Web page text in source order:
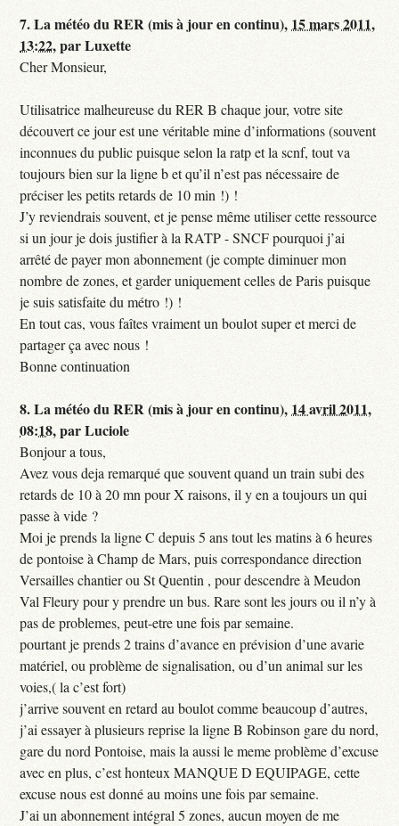
7.La météo du RER (mis à jour en continu), 15 mars 2011,
13:22,parLuxette
Cher Monsieur,
Utilisatrice malheureuse du RER B chaque jour, votre site
découvert ce jour est une véritable mine d’informations (souvent
inconnues du public puisque selon la ratp et la scnf, tout va
toujours bien sur la ligne b et qu’il n’est pas nécessaire de
préciser les petits retards de 10 min !) !
J’y reviendrais souvent, et je pense même utiliser cette ressource
si un jour je dois justifier à la RATP - SNCF pourquoi j’ai
arrêté de payer mon abonnement (je compte diminuer mon
nombre de zones, et garder uniquement celles de Paris puisque
je suis satisfaite du métro !) !
En tout cas, vous faîtes vraiment un boulot super et merci de
partager ça avec nous !
Bonne continuation
8.La météo du RER (mis à jour en continu), 14 avril 2011,
08:18,parLuciole
Bonjour a tous,
Avez vous deja remarqué que souvent quand un train subi des
retards de 10 à 20 mn pour X raisons, il y en a toujours un qui
passe à vide ?
Moi je prends la ligne C depuis 5 ans tout les matins à 6 heures
de pontoise à Champ de Mars, puis correspondance direction
Versailles chantier ou St Quentin , pour descendre à Meudon
Val Fleury pour y prendre un bus. Rare sont les jours ou il n’y à
pas de problemes, peut-etre une fois par semaine.
pourtant je prends 2 trains d’avance en prévision d’une avarie
matériel, ou problème de signalisation, ou d’un animal sur les
voies,( la c’est fort)
j’arrive souvent en retard au boulot comme beaucoup d’autres,
j’ai essayer à plusieurs reprise la ligne B Robinson gare du nord,
gare du nord Pontoise, mais la aussi le meme problème d’excuse
avec en plus, c’est honteux MANQUE D EQUIPAGE, cette
excuse nous est donné au moins une fois par semaine.
J’ai un abonnement intégral 5 zones, aucun moyen de me